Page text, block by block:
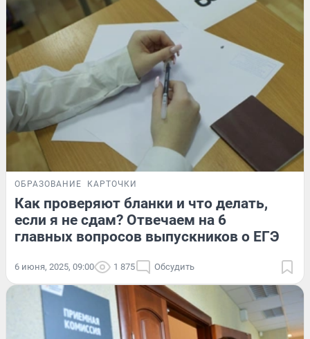
ОБРАЗОВАНИЕ КАРТОЧКИ
Как проверяют бланки и что делать,
если я не сдам? Отвечаем на 6
главных вопросов выпускников о ЕГЭ
6 июня, 2025, 09:00 1 875 Обсудить